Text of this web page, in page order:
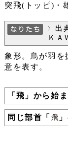
突飛(トッピ)・
出
ＫＡ
象形。鳥が羽を
意を表す。
「飛」から始
同じ部首「